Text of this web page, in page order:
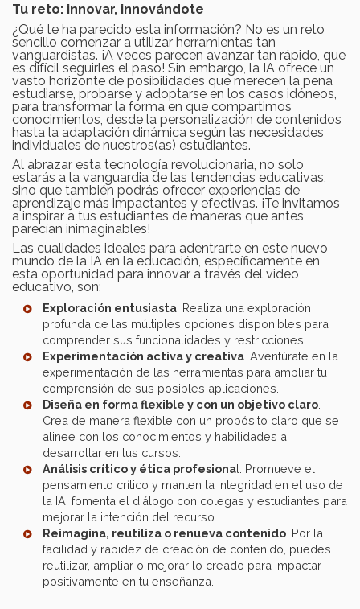
Tu reto: innovar, innovándote
¿Qué te ha parecido esta información? No es un reto
sencillo comenzar a utilizar herramientas tan
vanguardistas. ¡A veces parecen avanzar tan rápido, que
es difícil seguirles el paso! Sin embargo, la IA ofrece un
vasto horizonte de posibilidades que merecen la pena
estudiarse, probarse y adoptarse en los casos idóneos,
para transformar la forma en que compartimos
conocimientos, desde la personalización de contenidos
hasta la adaptación dinámica según las necesidades
individuales de nuestros(as) estudiantes.
Al abrazar esta tecnología revolucionaria, no solo
estarás a la vanguardia de las tendencias educativas,
sino que también podrás ofrecer experiencias de
aprendizaje más impactantes y efectivas. ¡Te invitamos
a inspirar a tus estudiantes de maneras que antes
parecían inimaginables!
Las cualidades ideales para adentrarte en este nuevo
mundo de la IA en la educación, específicamente en
esta oportunidad para innovar a través del video
educativo, son:
Exploración entusiasta . Realiza una exploración
profunda de las múltiples opciones disponibles para
comprender sus funcionalidades y restricciones.
Experimentación activa y creativa . Aventúrate en la
experimentación de las herramientas para ampliar tu
comprensión de sus posibles aplicaciones.
Diseña en forma flexible y con un objetivo claro
Crea de manera flexible con un propósito claro que se
alinee con los conocimientos y habilidades a
desarrollar en tus cursos.
Análisis crítico y ética profesional. Promueve el
pensamiento crítico y manten la integridad en el uso de
la IA, fomenta el diálogo con colegas y estudiantes para
mejorar la intención del recurso
Reimagina, reutiliza o renueva contenido . Por la
facilidad y rapidez de creación de contenido, puedes
reutilizar, ampliar o mejorar lo creado para impactar
positivamente en tu enseñanza.